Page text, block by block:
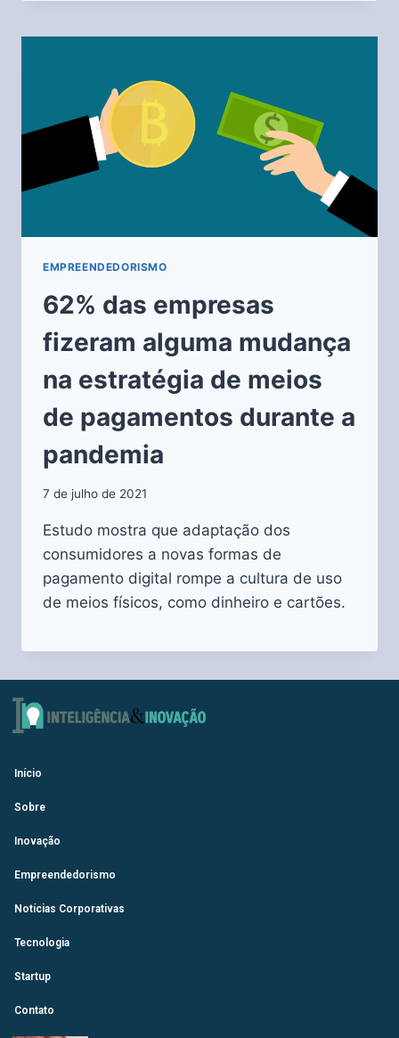
EMPREENDEDORISMO
62% das empresas
fizeram alguma mudança
na estratégia de meios
de pagamentos durante a
pandemia
7 de julho de 2021
Estudo mostra que adaptação dos
consumidores a novas formas de
pagamento digital rompe a cultura de uso
de meios físicos, como dinheiro e cartões.
Início
Sobre
Inovação
Empreendedorismo
Notícias Corporativas
Tecnologia
Startup
Contato